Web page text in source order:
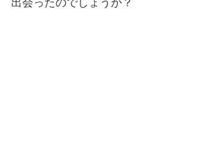
出会ったのでしょうか？